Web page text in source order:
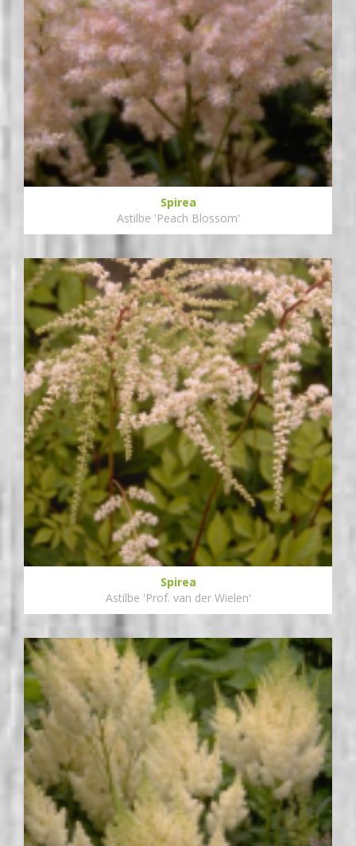
Spirea
Astilbe 'Peach Blossom'
Spirea
Astilbe 'Prof. van der Wielen'